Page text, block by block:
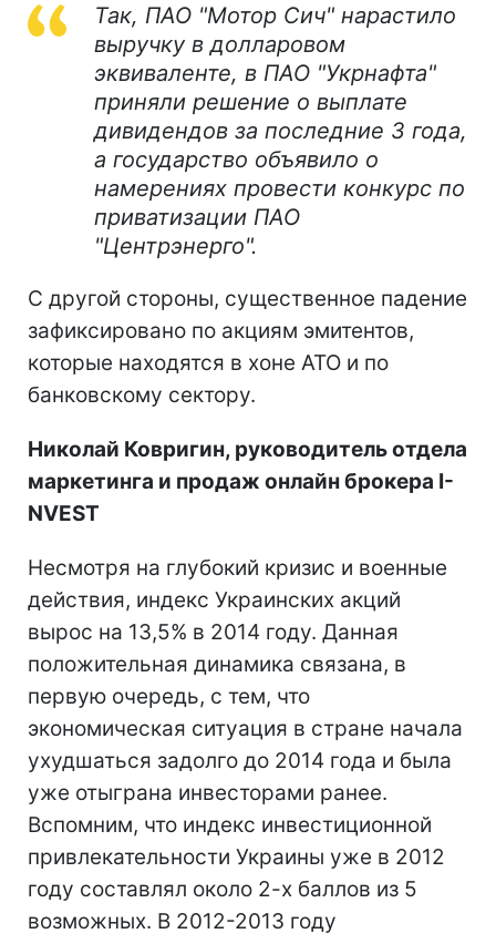
Так, ПАО "Мотор Сич" нарастило
выручку в долларовом
эквиваленте, в ПАО "Укрнафта"
приняли решение о выплате
дивидендов за последние 3 года,
а государство объявило о
намерениях провести конкурс по
приватизации ПАО
"Центрэнерго".
С другой стороны, существенное падение
зафиксировано по акциям эмитентов,
которые находятся в хоне АТО и по
банковскому сектору.
Николай Ковригин, руководитель отдела
маркетинга и продаж онлайн брокера I-
NVEST
Несмотря на глубокий кризис и военные
действия, индекс Украинских акций
вырос на 13,5% в 2014 году. Данная
положительная динамика связана, в
первую очередь, с тем, что
экономическая ситуация в стране начала
ухудшаться задолго до 2014 года и была
уже отыграна инвесторами ранее.
Вспомним, что индекс инвестиционной
привлекательности Украины уже в 2012
году составлял около 2-х баллов из 5
возможных. В 2012-2013 году